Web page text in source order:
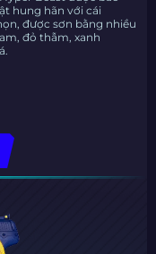
hung hãn với cái
được sơn bằng nhiều
đỏ thẫm, xanh